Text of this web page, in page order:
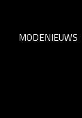
MODENIEUWS